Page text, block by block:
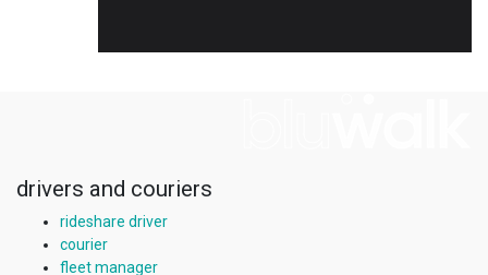
drivers and couriers
rideshare driver
courier
fleet manager